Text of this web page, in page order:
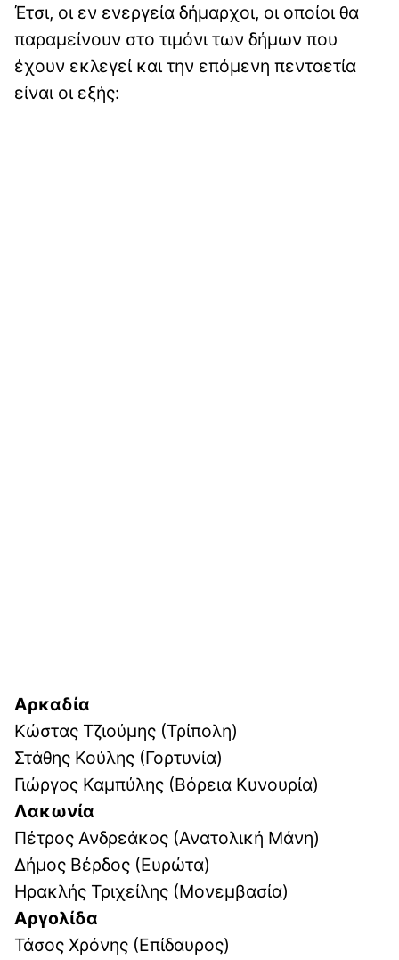
Έτσι, οι εν ενεργεία δήμαρχοι, οι οποίοι θα
παραμείνουν στο τιμόνι των δήμων που
έχουν εκλεγεί και την επόμενη πενταετία
είναι οι εξής:
Αρκαδία
Κώστας Τζιούμης (Τρίπολη)
Στάθης Κούλης (Γορτυνία)
Γιώργος Καμπύλης (Βόρεια Κυνουρία)
Λακωνία
Πέτρος Ανδρεάκος (Ανατολική Μάνη)
Δήμος Βέρδος (Ευρώτα)
Ηρακλής Τριχείλης (Μονεμβασία)
Αργολίδα
Τάσος Χρόνης (Επίδαυρος)